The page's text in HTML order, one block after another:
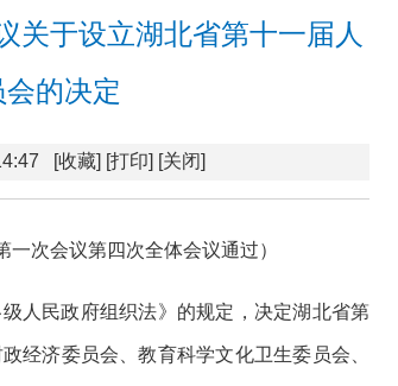
关于设立湖北省第十一届人
的决定
[收藏] [打印] [关闭]
次会议第四次全体会议通过）
人民政府组织法》的规定，决定湖北省第
经济委员会、教育科学文化卫生委员会、